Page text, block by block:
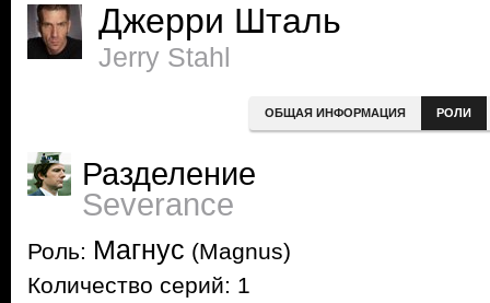
Джерри Шталь
Jerry Stahl
ОБЩАЯ ИНФОРМАЦИЯ РОЛИ
Разделение
Severance
Роль: Магнус (Magnus)
Количество серий: 1